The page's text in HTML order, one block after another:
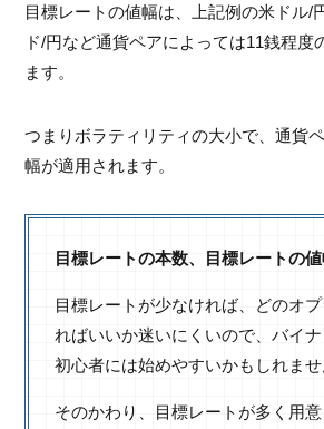
目標レートの値幅は、上記例の米ドル/
ド/円など通貨ペアによっては11銭程度
ます。
つまりボラティリティの大小で、通貨
幅が適用されます。
目標レートの本数、目標レートの
目標レートが少なければ、どのオ
ればいいか迷いにくいので、バイ
初心者には始めやすいかもしれませ
そのかわり、目標レートが多く用